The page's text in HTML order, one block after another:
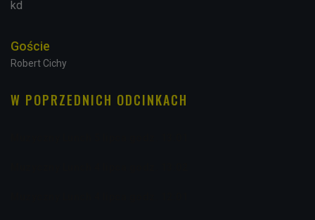
kd
Goście
Robert Cichy
W POPRZEDNICH ODCINKACH